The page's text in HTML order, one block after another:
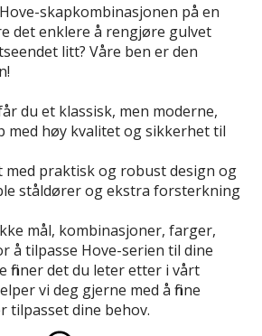
skapkombinasjonen på en
det enklere å rengjøre gulvet
litt? Våre ben er den
du et klassisk, men moderne,
med høy kvalitet og sikkerhet til
med praktisk og robust design og
ståldører og ekstra forsterkning
mål, kombinasjoner, farger,
å tilpasse Hove-serien til dine
finner det du leter etter i vårt
vi deg gjerne med å finne
tilpasset dine behov.